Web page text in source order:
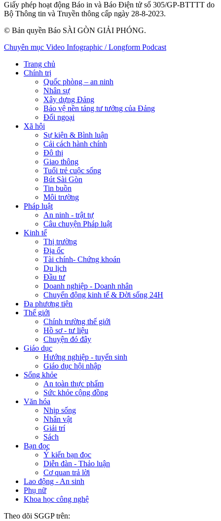
Giấy phép hoạt động Báo in và Báo Điện tử số 305/GP-BTTTT do
Bộ Thông tin và Truyền thông cấp ngày 28-8-2023.
© Bản quyền Báo SÀI GÒN GIẢI PHÓNG.
Chuyên mục Video Infographic / Longform Podcast
Trang chủ
Chính trị
Quốc phòng – an ninh
Nhân sự
Xây dựng Đảng
Bảo vệ nền tảng tư tưởng của Đảng
Đối ngoại
Xã hội
Sự kiện & Bình luận
Cải cách hành chính
Đô thị
Giao thông
Tuổi trẻ cuộc sống
Bút Sài Gòn
Tin buồn
Môi trường
Pháp luật
An ninh - trật tự
Câu chuyện Pháp luật
Kinh tế
Thị trường
Địa ốc
Tài chính- Chứng khoán
Du lịch
Đầu tư
Doanh nghiệp - Doanh nhân
Chuyển động kinh tế & Đời sống 24H
Đa phương tiện
Thế giới
Chính trường thế giới
Hồ sơ - tư liệu
Chuyện đó đây
Giáo dục
Hướng nghiệp - tuyển sinh
Giáo dục hội nhập
Sống khỏe
An toàn thực phẩm
Sức khỏe cộng đồng
Văn hóa
Nhịp sống
Nhân vật
Giải trí
Sách
Bạn đọc
Ý kiến bạn đọc
Diễn đàn - Thảo luận
Cơ quan trả lời
Lao động - An sinh
Phụ nữ
Khoa học công nghệ
Theo dõi SGGP trên: